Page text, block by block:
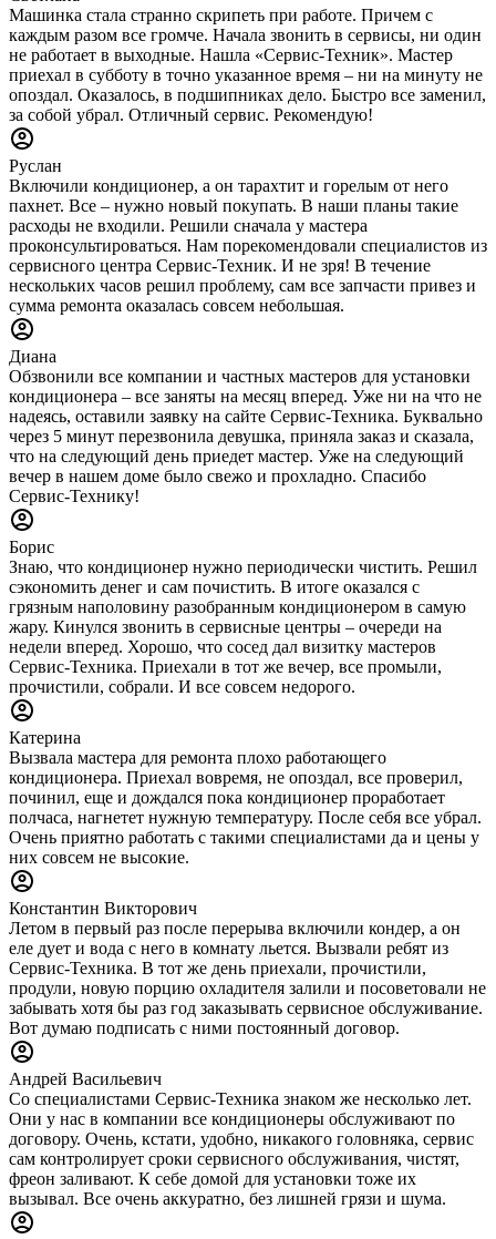
Машинка стала странно скрипеть при работе. Причем с
каждым разом все громче. Начала звонить в сервисы, ни один
не работает в выходные. Нашла «Сервис-Техник». Мастер
приехал в субботу в точно указанное время – ни на минуту не
опоздал. Оказалось, в подшипниках дело. Быстро все заменил,
за собой убрал. Отличный сервис. Рекомендую!
Руслан
Включили кондиционер, а он тарахтит и горелым от него
пахнет. Все – нужно новый покупать. В наши планы такие
расходы не входили. Решили сначала у мастера
проконсультироваться. Нам порекомендовали специалистов из
сервисного центра Сервис-Техник. И не зря! В течение
нескольких часов решил проблему, сам все запчасти привез и
сумма ремонта оказалась совсем небольшая.
Диана
Обзвонили все компании и частных мастеров для установки
кондиционера – все заняты на месяц вперед. Уже ни на что не
надеясь, оставили заявку на сайте Сервис-Техника. Буквально
через 5 минут перезвонила девушка, приняла заказ и сказала,
что на следующий день приедет мастер. Уже на следующий
вечер в нашем доме было свежо и прохладно. Спасибо
Сервис-Технику!
Борис
Знаю, что кондиционер нужно периодически чистить. Решил
сэкономить денег и сам почистить. В итоге оказался с
грязным наполовину разобранным кондиционером в самую
жару. Кинулся звонить в сервисные центры – очереди на
недели вперед. Хорошо, что сосед дал визитку мастеров
Сервис-Техника. Приехали в тот же вечер, все промыли,
прочистили, собрали. И все совсем недорого.
Катерина
Вызвала мастера для ремонта плохо работающего
кондиционера. Приехал вовремя, не опоздал, все проверил,
починил, еще и дождался пока кондиционер проработает
полчаса, нагнетет нужную температуру. После себя все убрал.
Очень приятно работать с такими специалистами да и цены у
них совсем не высокие.
Константин Викторович
Летом в первый раз после перерыва включили кондер, а он
еле дует и вода с него в комнату льется. Вызвали ребят из
Сервис-Техника. В тот же день приехали, прочистили,
продули, новую порцию охладителя залили и посоветовали не
забывать хотя бы раз год заказывать сервисное обслуживание.
Вот думаю подписать с ними постоянный договор.
Андрей Васильевич
Со специалистами Сервис-Техника знаком же несколько лет.
Они у нас в компании все кондиционеры обслуживают по
договору. Очень, кстати, удобно, никакого головняка, сервис
сам контролирует сроки сервисного обслуживания, чистят,
фреон заливают. К себе домой для установки тоже их
вызывал. Все очень аккуратно, без лишней грязи и шума.